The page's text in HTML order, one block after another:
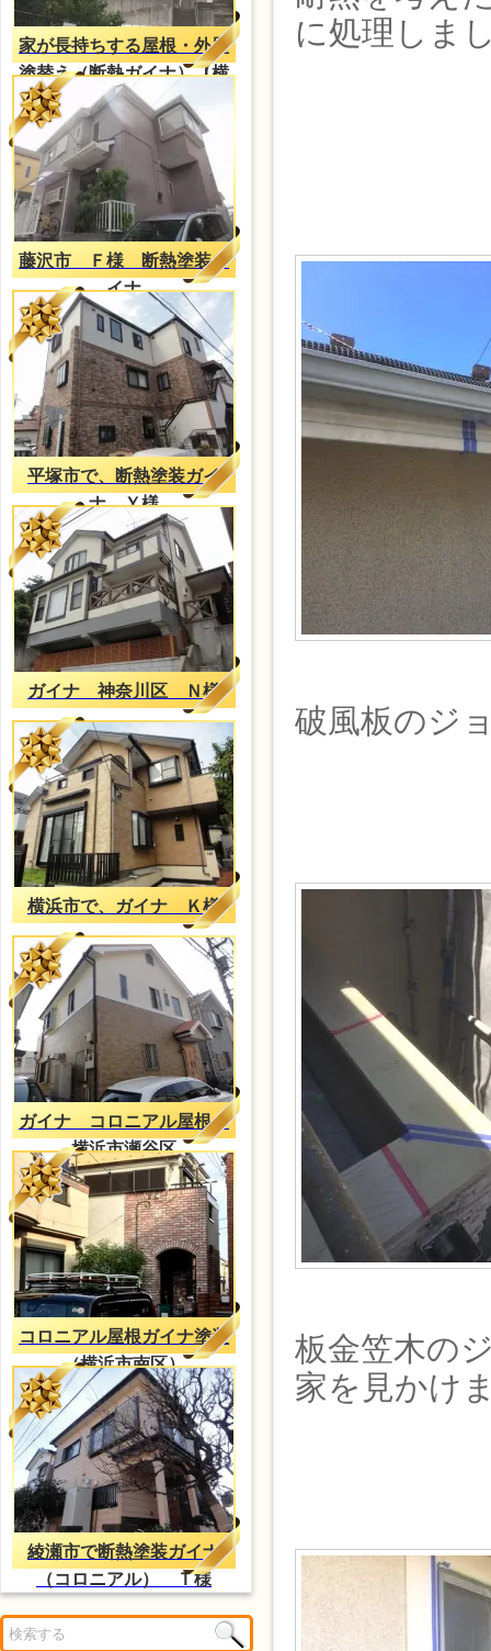
家が長持ちする屋根・外壁
塗替え（断熱ガイナ）【横
浜施工事例】
藤沢市 Ｆ様 断熱塗装ガ
イナ
平塚市で、断熱塗装ガイ
ナ Ｙ様
ガイナ 神奈川区 Ｎ様
横浜市で、ガイナ Ｋ様
ガイナ コロニアル屋根
横浜市瀬谷区
コロニアル屋根ガイナ塗装
（横浜市南区）
綾瀬市で断熱塗装ガイナ
（コロニアル） Ｔ様
に処理しま
破風板のジ
板金笠木の
家を見かけ